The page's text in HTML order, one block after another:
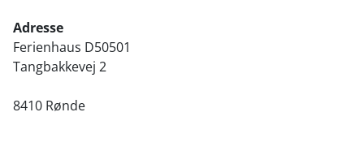
Adresse
Ferienhaus D50501
Tangbakkevej 2
8410 Rønde